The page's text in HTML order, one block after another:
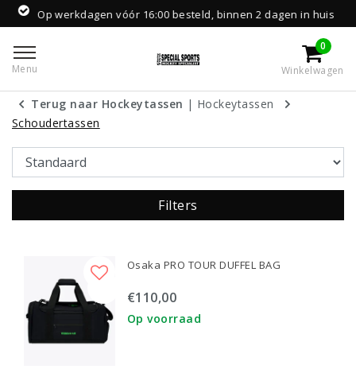
vóór 16:00 besteld, binnen 2 dagen in huis
Menu
0
Winkelwagen
Terug naar Hockeytassen | Hockeytassen
Schoudertassen
Filters
Osaka PRO TOUR DUFFEL BAG
€110,00
Op voorraad